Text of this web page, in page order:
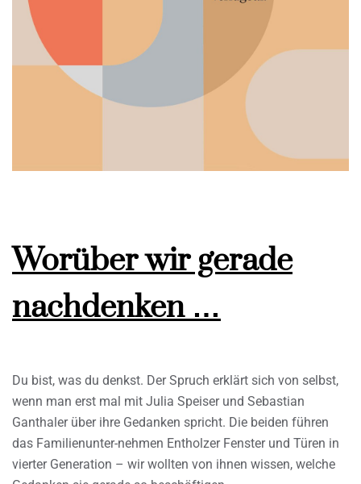
Worüber wir gerade
nachdenken …
Du bist, was du denkst. Der Spruch erklärt sich von selbst,
wenn man erst mal mit Julia Speiser und Sebastian
Ganthaler über ihre Gedanken spricht. Die beiden führen
das Familienunter-nehmen Entholzer Fenster und Türen in
vierter Generation – wir wollten von ihnen wissen, welche